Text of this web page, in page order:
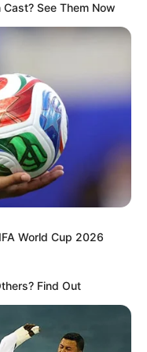
1990
See Them Now
World Cup 2026
Find Out